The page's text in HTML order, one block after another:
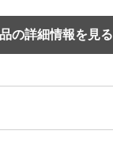
の詳細情報を見る